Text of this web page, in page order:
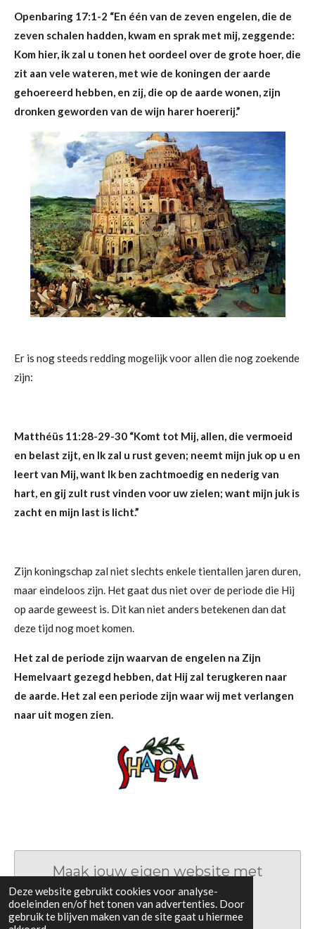
Deze website gebruikt cookies voor analyse-
doeleinden en/of het tonen van advertenties. Door
gebruik te blijven maken van de site gaat u hiermee
Openbaring 17:1-2 “En één van de zeven engelen, die de
zeven schalen hadden, kwam en sprak met mij, zeggende:
Kom hier, ik zal u tonen het oordeel over de grote hoer, die
zit aan vele wateren, met wie de koningen der aarde
gehoereerd hebben, en zij, die op de aarde wonen, zijn
dronken geworden van de wijn harer hoererij.”
Er is nog steeds redding mogelijk voor allen die nog zoekende
zijn:
Matthéüs 11:28-29-30 “Komt tot Mij, allen, die vermoeid
en belast zijt, en Ik zal u rust geven; neemt mijn juk op u en
leert van Mij, want Ik ben zachtmoedig en nederig van
hart, en gij zult rust vinden voor uw zielen; want mijn juk is
zacht en mijn last is licht.”
Zijn koningschap zal niet slechts enkele tientallen jaren duren,
maar eindeloos zijn. Het gaat dus niet over de periode die Hij
op aarde geweest is. Dit kan niet anders betekenen dan dat
deze tijd nog moet komen.
Het zal de periode zijn waarvan de engelen na Zijn
Hemelvaart gezegd hebben, dat Hij zal terugkeren naar
de aarde. Het zal een periode zijn waar wij met verlangen
naar uit mogen zien.
Maak jouw eigen website met
JouwWeb